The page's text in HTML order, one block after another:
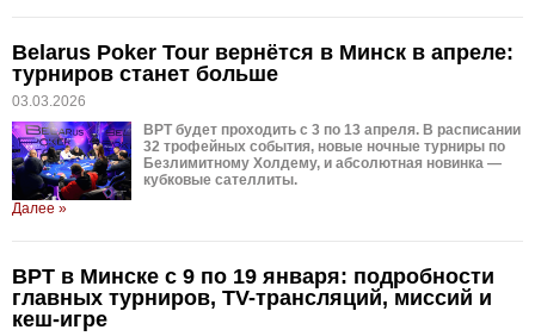
Belarus Poker Tour вернётся в Минск в апреле:
турниров станет больше
03.03.2026
BPT будет проходить с 3 по 13 апреля. В расписании
32 трофейных события, новые ночные турниры по
Безлимитному Холдему, и абсолютная новинка —
кубковые сателлиты.
Далее »
BPT в Минске с 9 по 19 января: подробности
главных турниров, TV-трансляций, миссий и
кеш-игре